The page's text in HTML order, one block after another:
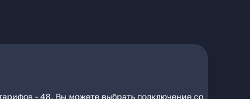
- 48. Вы можете выбрать подключение со